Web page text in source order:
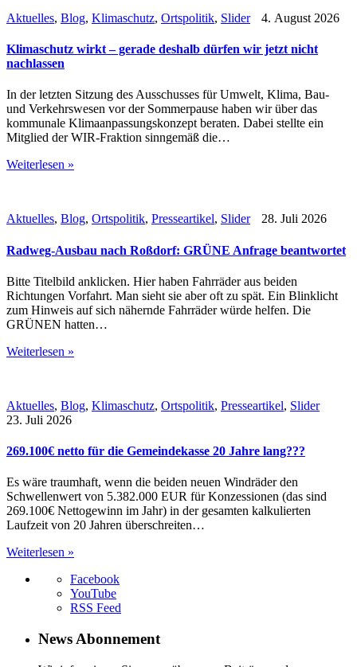
Aktuelles, Blog, Klimaschutz, Ortspolitik, Slider 4. August 2026
Klimaschutz wirkt – gerade deshalb dürfen wir jetzt nicht
nachlassen
In der letzten Sitzung des Ausschusses für Umwelt, Klima, Bau-
und Verkehrswesen vor der Sommerpause haben wir über das
kommunale Klimaanpassungskonzept beraten. Dabei stellte ein
Mitglied der WIR-Fraktion sinngemäß die…
Weiterlesen »
Aktuelles, Blog, Ortspolitik, Presseartikel, Slider 28. Juli 2026
Radweg-Ausbau nach Roßdorf: GRÜNE Anfrage beantwortet
Bitte Titelbild anklicken. Hier haben Fahrräder aus beiden
Richtungen Vorfahrt. Man sieht sie aber oft zu spät. Ein Blinklicht
zum Hinweis auf sich nähernde Fahrräder würde helfen. Die
GRÜNEN hatten…
Weiterlesen »
Aktuelles, Blog, Klimaschutz, Ortspolitik, Presseartikel, Slider
23. Juli 2026
269.100€ netto für die Gemeindekasse 20 Jahre lang???
Es wäre traumhaft, wenn die beiden neuen Windräder den
Schwellenwert von 5.382.000 EUR für Konzessionen (das sind
269.100€ Nettogewinn im Jahr) in der gesamten kalkulierten
Laufzeit von 20 Jahren überschreiten…
Weiterlesen »
Facebook
YouTube
RSS Feed
News Abonnement